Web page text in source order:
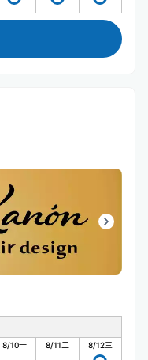
8/10一 8/11二 8/12三